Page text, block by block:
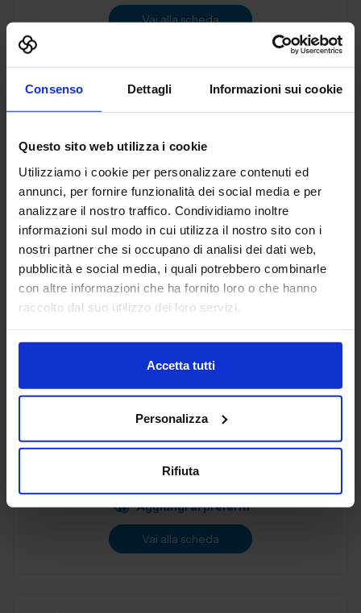
Consenso Dettagli Informazioni sui cookie
Questo sito web utilizza i cookie
Utilizziamo i cookie per personalizzare contenuti ed
annunci, per fornire funzionalità dei social media e per
analizzare il nostro traffico. Condividiamo inoltre
informazioni sul modo in cui utilizza il nostro sito con i
nostri partner che si occupano di analisi dei dati web,
pubblicità e social media, i quali potrebbero combinarle
con altre informazioni che ha fornito loro o che hanno
raccolto dal suo utilizzo dei loro servizi.
Accetta tutti
Personalizza
Rifiuta
Vai alla scheda
3D PRINT ITALIA SRL
Padiglione:
Aggiungi ai preferiti
Vai alla scheda
service professionale di stampa 3D a professionisti ed
aziende. Copriamo le principali tecnologie di
Padiglione: Pad. 36
Aggiungi ai preferiti
Vai alla scheda